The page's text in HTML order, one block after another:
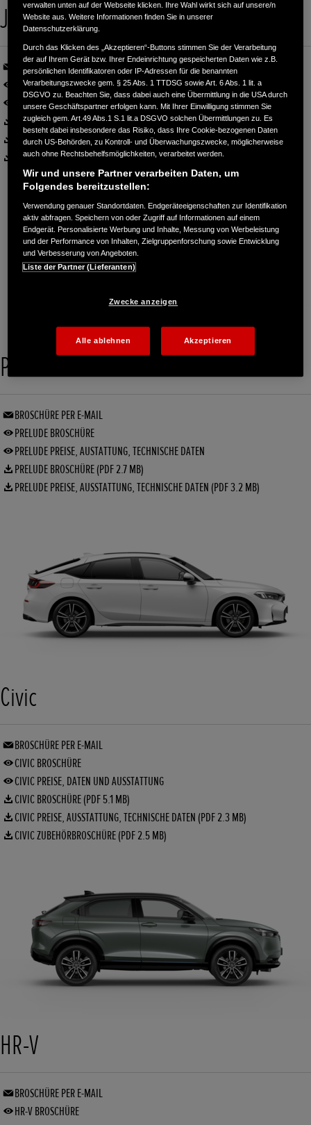
Jazz
BROSCHÜRE PER E-MAIL
JAZZ BROSCHÜRE
JAZZ PREISE, AUSTATTUNG, TECHNISCHE DATEN
JAZZ BROSCHÜRE (PDF 2.2 MB)
JAZZ PREISE, AUSSTATTUNG, TECHNISCHE DATEN (PDF 3.0 MB)
JAZZ ZUBEHÖRBROSCHÜRE (PDF 1.7 MB)
Prelude
BROSCHÜRE PER E-MAIL
PRELUDE BROSCHÜRE
PRELUDE PREISE, AUSTATTUNG, TECHNISCHE DATEN
PRELUDE BROSCHÜRE (PDF 2.7 MB)
PRELUDE PREISE, AUSSTATTUNG, TECHNISCHE DATEN (PDF 3.2 MB)
Civic
BROSCHÜRE PER E-MAIL
CIVIC BROSCHÜRE
CIVIC PREISE, DATEN UND AUSSTATTUNG
CIVIC BROSCHÜRE (PDF 5.1 MB)
CIVIC PREISE, AUSSTATTUNG, TECHNISCHE DATEN (PDF 2.3 MB)
CIVIC ZUBEHÖRBROSCHÜRE (PDF 2.5 MB)
HR-V
BROSCHÜRE PER E-MAIL
HR-V BROSCHÜRE
verwalten unten auf der Webseite klicken. Ihre Wahl wirkt sich auf unsere/n
Website aus. Weitere Informationen finden Sie in unserer
Datenschutzerklärung.
Durch das Klicken des „Akzeptieren“-Buttons stimmen Sie der Verarbeitung
der auf Ihrem Gerät bzw. Ihrer Endeinrichtung gespeicherten Daten wie z.B.
persönlichen Identifikatoren oder IP-Adressen für die benannten
Verarbeitungszwecke gem. § 25 Abs. 1 TTDSG sowie Art. 6 Abs. 1 lit. a
DSGVO zu. Beachten Sie, dass dabei auch eine Übermittlung in die USA durch
unsere Geschäftspartner erfolgen kann. Mit Ihrer Einwilligung stimmen Sie
zugleich gem. Art.49 Abs.1 S.1 lit.a DSGVO solchen Übermittlungen zu. Es
besteht dabei insbesondere das Risiko, dass Ihre Cookie-bezogenen Daten
durch US-Behörden, zu Kontroll- und Überwachungszwecke, möglicherweise
auch ohne Rechtsbehelfsmöglichkeiten, verarbeitet werden.
Wir und unsere Partner verarbeiten Daten, um
Folgendes bereitzustellen:
Verwendung genauer Standortdaten. Endgeräteeigenschaften zur Identifikation
aktiv abfragen. Speichern von oder Zugriff auf Informationen auf einem
Endgerät. Personalisierte Werbung und Inhalte, Messung von Werbeleistung
und der Performance von Inhalten, Zielgruppenforschung sowie Entwicklung
und Verbesserung von Angeboten.
Liste der Partner (Lieferanten)
Zwecke anzeigen
Alle ablehnen Akzeptieren